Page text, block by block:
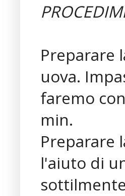
Preparare
uova.
faremo
min.
Preparare
l'aiuto di